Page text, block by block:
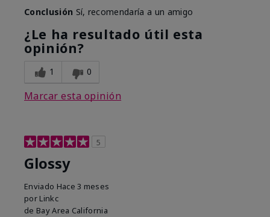
Conclusión Sí, recomendaría a un amigo
¿Le ha resultado útil esta
opinión?
1 0
Marcar esta opinión
5
Glossy
Enviado Hace 3 meses
por Linkc
de Bay Area California